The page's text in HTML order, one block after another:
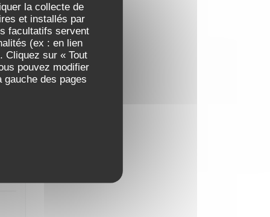
la collecte de
et installés par
facultatifs servent
(ex : en lien
Cliquez sur « Tout
pouvez modifier
des pages